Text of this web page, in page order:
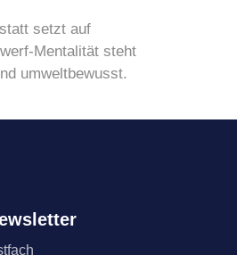
setzt auf
Mentalität steht
umweltbewusst.